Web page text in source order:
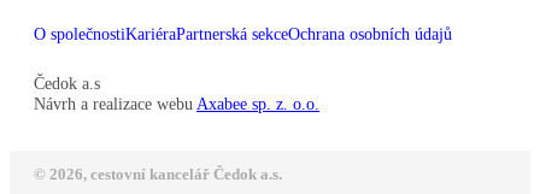
O společnostiKariéraPartnerská sekceOchrana osobních údajů
Čedok a.s
Návrh a realizace webu Axabee sp. z. o.o.
© 2026, cestovní kancelář Čedok a.s.